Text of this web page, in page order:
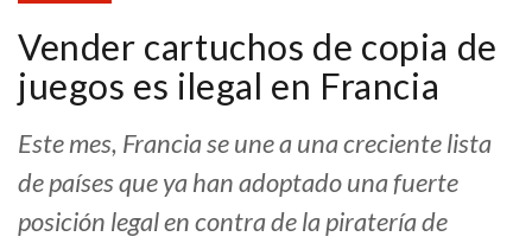
Vender cartuchos de copia de
juegos es ilegal en Francia
Este mes, Francia se une a una creciente lista
de países que ya han adoptado una fuerte
posición legal en contra de la piratería de